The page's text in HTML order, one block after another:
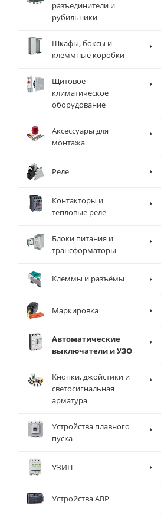
разъединители и
рубильники
Шкафы, боксы и
клеммные коробки
Щитовое
климатическое
оборудование
Аксессуары для
монтажа
Реле
Контакторы и
тепловые реле
Блоки питания и
трансформаторы
Клеммы и разъёмы
Маркировка
Автоматические
выключатели и УЗО
Кнопки, джойстики и
светосигнальная
арматура
Устройства плавного
пуска
УЗИП
Устройства АВР